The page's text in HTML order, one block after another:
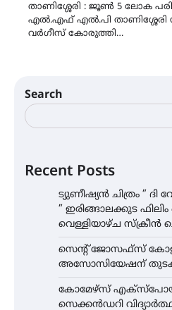
താണിശ്ശേരി : ജൂൺ 5 ലോക
എൽ.എഫ് എൽ.പി താണിശ്ശേരി
വർഗീസ് കോരുത്തി…
Search
Recent Posts
ട്യുണീഷ്യൻ ചിത്രം ”
” ഇരിങ്ങാലക്കുട
വെള്ളിയാഴ്ച സ്‌ക്രീൻ
സെന്റ് ജോസഫ്സ്
അസോസിയേഷന്
കോമേഴ്സ്
സെക്കൻഡറി